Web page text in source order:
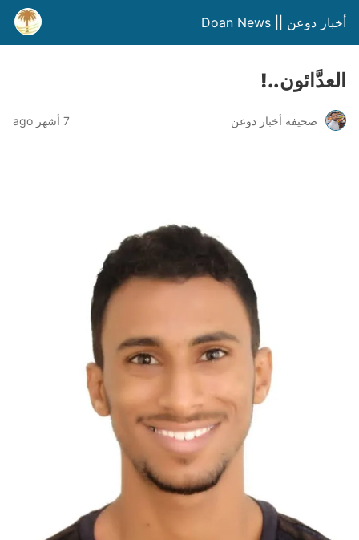
أخبار دوعن || Doan News
العدَّائون..!
صحيفة أخبار دوعن 7 أشهر ago